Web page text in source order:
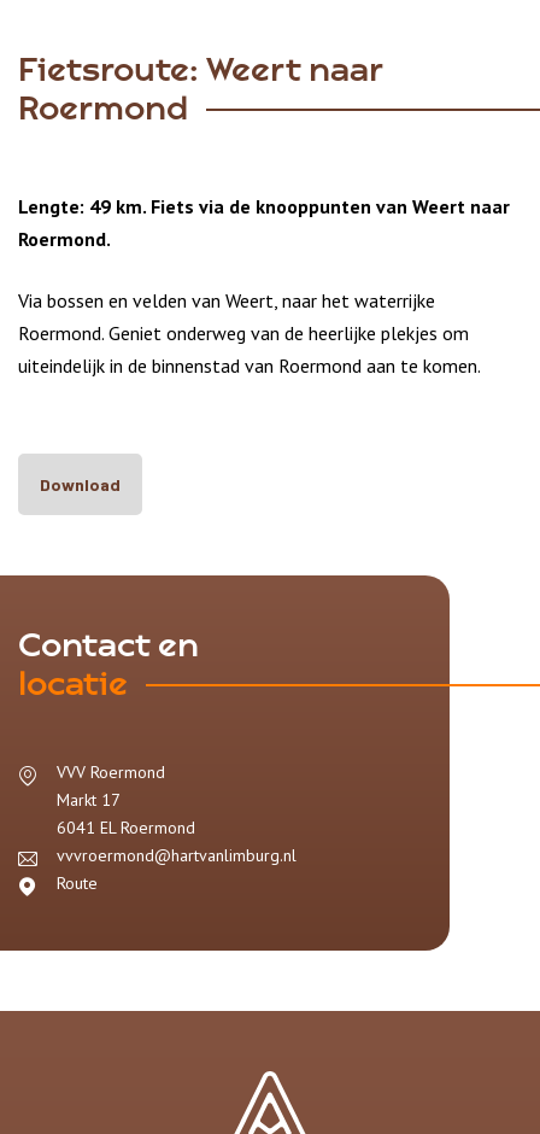
Fietsroute: Weert naar
Roermond
Lengte: 49 km. Fiets via de knooppunten van Weert naar
Roermond.
Via bossen en velden van Weert, naar het waterrijke
Roermond. Geniet onderweg van de heerlijke plekjes om
uiteindelijk in de binnenstad van Roermond aan te komen.
Download
Contact en
locatie
VVV Roermond
Markt 17
6041 EL Roermond
vvvroermond@hartvanlimburg.nl
Route